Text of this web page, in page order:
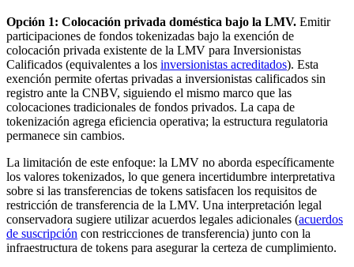
Opción 1: Colocación privada doméstica bajo la LMV. Emitir
participaciones de fondos tokenizadas bajo la exención de
colocación privada existente de la LMV para Inversionistas
Calificados (equivalentes a los inversionistas acreditados). Esta
exención permite ofertas privadas a inversionistas calificados sin
registro ante la CNBV, siguiendo el mismo marco que las
colocaciones tradicionales de fondos privados. La capa de
tokenización agrega eficiencia operativa; la estructura regulatoria
permanece sin cambios.
La limitación de este enfoque: la LMV no aborda específicamente
los valores tokenizados, lo que genera incertidumbre interpretativa
sobre si las transferencias de tokens satisfacen los requisitos de
restricción de transferencia de la LMV. Una interpretación legal
conservadora sugiere utilizar acuerdos legales adicionales (acuerdos
de suscripción con restricciones de transferencia) junto con la
infraestructura de tokens para asegurar la certeza de cumplimiento.